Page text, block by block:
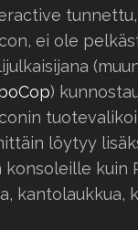
ei ole
)
löytyy
kuin
kantolaukkua,